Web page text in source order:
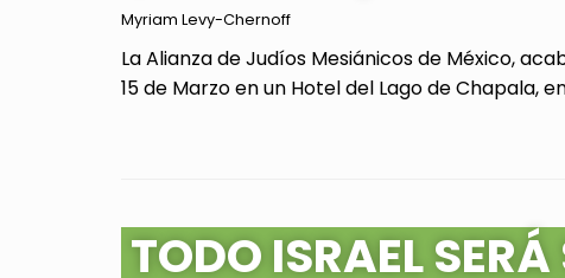
Myriam Levy-Chernoff
La Alianza de Judíos Mesiánicos de México,
15 de Marzo en un Hotel del Lago de Chapala,
TODO ISRAEL